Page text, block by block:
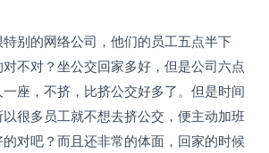
的网络公司，他们的员工五点半下
不对？坐公交回家多好，但是公司六点
座，不挤，比挤公交好多了。但是时间
很多员工就不想去挤公交，便主动加班
对吧？而且还非常的体面，回家的时候